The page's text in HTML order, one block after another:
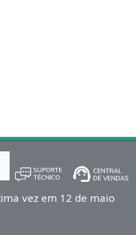
vez em 12 de maio